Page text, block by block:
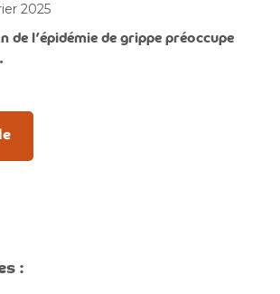
2025
de l’épidémie de grippe préoccupe
: